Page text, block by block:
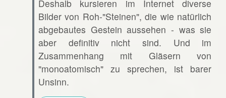
Deshalb kursieren im Internet diverse
Bilder von Roh-"Steinen", die wie natürlich
abgebautes Gestein aussehen - was sie
aber definitiv nicht sind. Und im
Zusammenhang mit Gläsern von
"monoatomisch" zu sprechen, ist barer
Unsinn.